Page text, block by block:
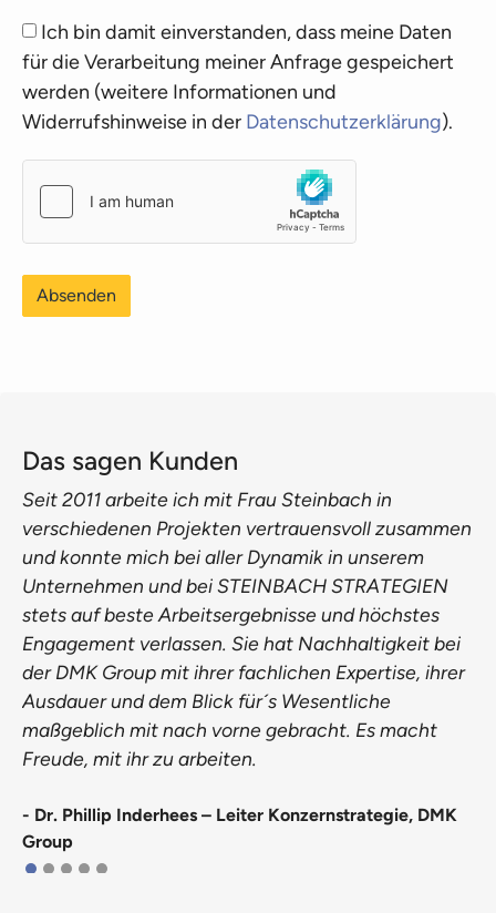
Ich bin damit einverstanden, dass meine Daten
für die Verarbeitung meiner Anfrage gespeichert
werden (weitere Informationen und
Widerrufshinweise in der Datenschutzerklärung).
Absenden
Das sagen Kunden
Seit 2011 arbeite ich mit Frau Steinbach in
verschiedenen Projekten vertrauensvoll zusammen
und konnte mich bei aller Dynamik in unserem
Unternehmen und bei STEINBACH STRATEGIEN
stets auf beste Arbeitsergebnisse und höchstes
Engagement verlassen. Sie hat Nachhaltigkeit bei
der DMK Group mit ihrer fachlichen Expertise, ihrer
Ausdauer und dem Blick für´s Wesentliche
maßgeblich mit nach vorne gebracht. Es macht
Freude, mit ihr zu arbeiten.
- Dr. Phillip Inderhees – Leiter Konzernstrategie, DMK
Group